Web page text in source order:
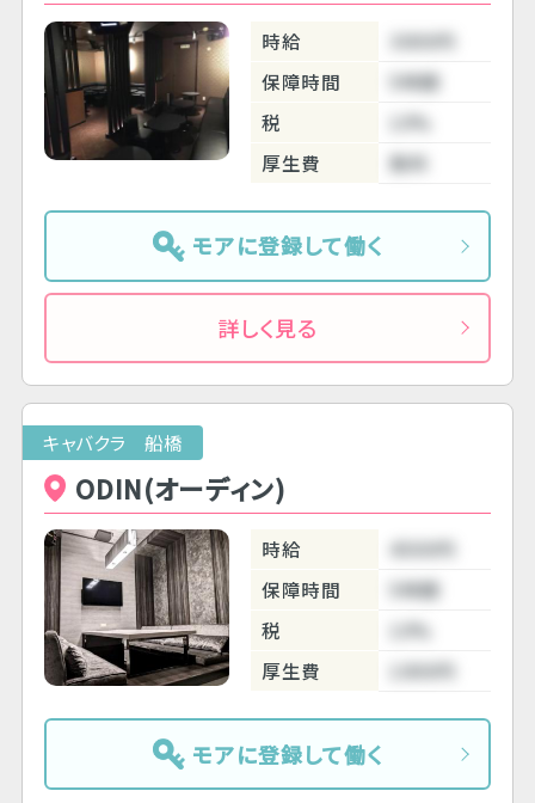
時給
3000円
保障時間
5時間
税
10%
厚生費
無料
モアに登録して働く
詳しく見る
キャバクラ 船橋
ODIN(オーディン)
時給
4500円
保障時間
5時間
税
10%
厚生費
1000円
モアに登録して働く